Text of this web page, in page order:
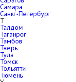
Самара
Санкт-Петербург
Т
Талдом
Таганрог
Тамбов
Тверь
Тула
Томск
Тольятти
Тюмень